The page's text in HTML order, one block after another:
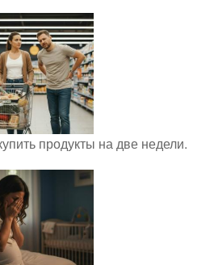
продукты на две недели.